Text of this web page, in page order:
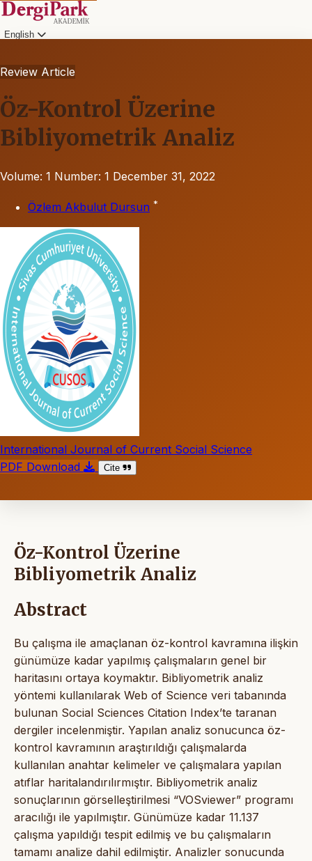
English
Review Article
Öz-Kontrol Üzerine
Bibliyometrik Analiz
Volume: 1 Number: 1 December 31, 2022
Özlem Akbulut Dursun *
International Journal of Current Social Science
PDF Download
Cite
Öz-Kontrol Üzerine
Bibliyometrik Analiz
Abstract
Bu çalışma ile amaçlanan öz-kontrol kavramına ilişkin
günümüze kadar yapılmış çalışmaların genel bir
haritasını ortaya koymaktır. Bibliyometrik analiz
yöntemi kullanılarak Web of Science veri tabanında
bulunan Social Sciences Citation Index’te taranan
dergiler incelenmiştir. Yapılan analiz sonucunca öz-
kontrol kavramının araştırıldığı çalışmalarda
kullanılan anahtar kelimeler ve çalışmalara yapılan
atıflar haritalandırılırmıştır. Bibliyometrik analiz
sonuçlarının görselleştirilmesi “VOSviewer” programı
aracılığı ile yapılmıştır. Günümüze kadar 11.137
çalışma yapıldığı tespit edilmiş ve bu çalışmaların
tamamı analize dahil edilmiştir. Analizler sonucunda